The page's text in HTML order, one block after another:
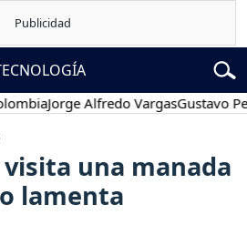
Jorge Alfredo VargasGustavo Petro
una manada
lamenta